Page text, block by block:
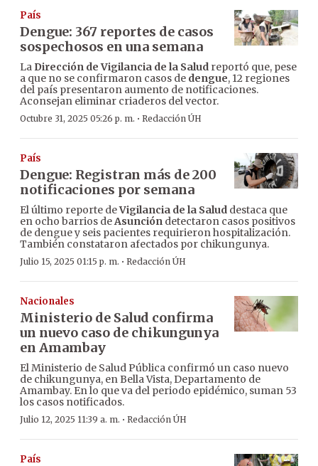
País
Dengue: 367 reportes de casos
sospechosos en una semana
La Dirección de Vigilancia de la Salud reportó que, pese
a que no se confirmaron casos de dengue, 12 regiones
del país presentaron aumento de notificaciones.
Aconsejan eliminar criaderos del vector.
Octubre 31, 2025 05:26 p. m. · Redacción ÚH
País
Dengue: Registran más de 200
notificaciones por semana
El último reporte deVigilancia de la Salud destaca que
en ocho barrios deAsunción detectaron casos positivos
de dengue y seis pacientes requirieron hospitalización.
También constataron afectados por chikungunya.
Julio 15, 2025 01:15 p. m. · Redacción ÚH
Nacionales
Ministerio de Salud confirma
un nuevo caso de chikungunya
en Amambay
El Ministerio de Salud Pública confirmó un caso nuevo
de chikungunya, en Bella Vista, Departamento de
Amambay. En lo que va del periodo epidémico, suman 53
los casos notificados.
Julio 12, 2025 11:39 a. m. · Redacción ÚH
País